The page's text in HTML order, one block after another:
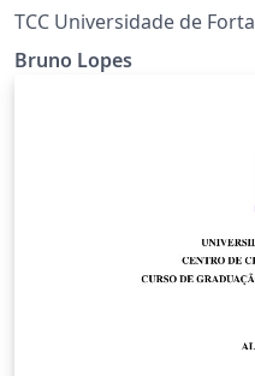
TCC Universidade de
Bruno Lopes